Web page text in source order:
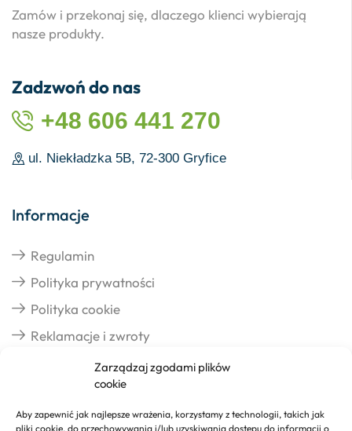
Zarządzaj zgodami plików
cookie
Aby zapewnić jak najlepsze wrażenia, korzystamy z technologii, takich jak
pliki cookie, do przechowywania i/lub uzyskiwania dostępu do informacji o
Zamów i przekonaj się, dlaczego klienci wybierają
nasze produkty.
Zadzwoń do nas
+48 606 441 270
ul. Niekładzka 5B, 72-300 Gryfice
Informacje
Regulamin
Polityka prywatności
Polityka cookie
Reklamacje i zwroty